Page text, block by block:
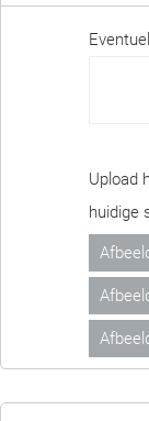
Upload
huidige